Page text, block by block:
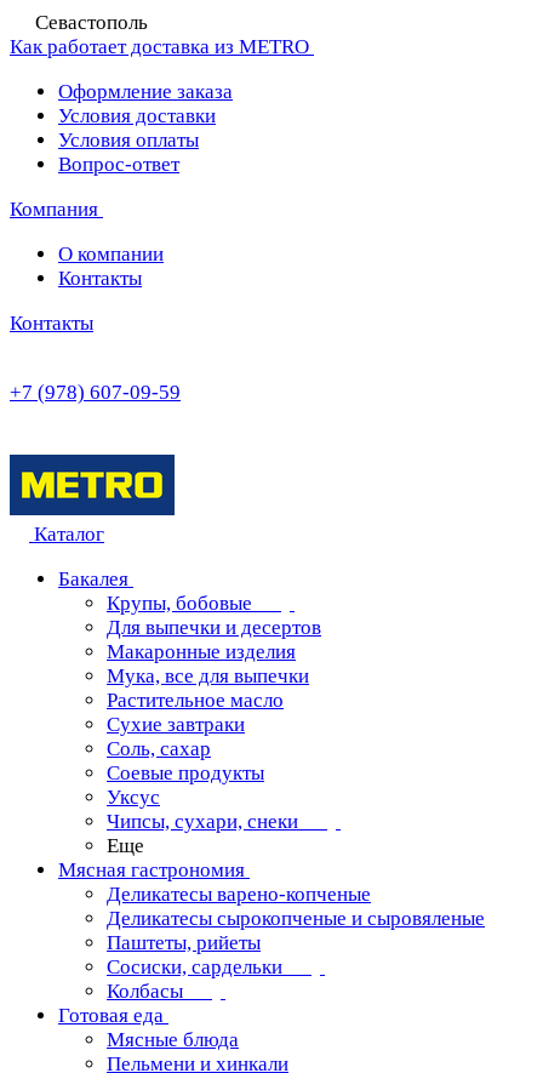
Севастополь
Как работает доставка из METRO
Оформление заказа
Условия доставки
Условия оплаты
Вопрос-ответ
Компания
О компании
Контакты
Контакты
+7 (978) 607-09-59
Каталог
Бакалея
Крупы, бобовые
Для выпечки и десертов
Макаронные изделия
Мука, все для выпечки
Растительное масло
Сухие завтраки
Соль, сахар
Соевые продукты
Уксус
Чипсы, сухари, снеки
Еще
Мясная гастрономия
Деликатесы варено-копченые
Деликатесы сырокопченые и сыровяленые
Паштеты, рийеты
Сосиски, сардельки
Колбасы
Готовая еда
Мясные блюда
Пельмени и хинкали